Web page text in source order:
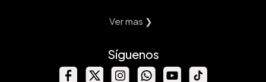
Ver mas ❯
Síguenos